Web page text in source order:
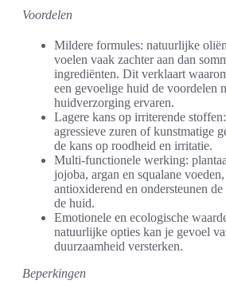
Voordelen
Mildere formules: natuurlijke
voelen vaak zachter aan dan
ingrediënten. Dit verklaart
een gevoelige huid de voordelen
huidverzorging ervaren.
Lagere kans op irriterende
agressieve zuren of kunstmatige
de kans op roodheid en irritatie.
Multi-functionele werking:
jojoba, argan en squalane
antioxiderend en ondersteunen
de huid.
Emotionele en ecologische
natuurlijke opties kan je gevoel
duurzaamheid versterken.
Beperkingen